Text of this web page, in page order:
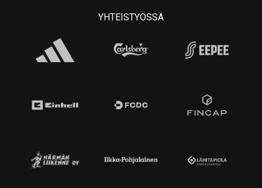
YHTEISTYÖSSÄ